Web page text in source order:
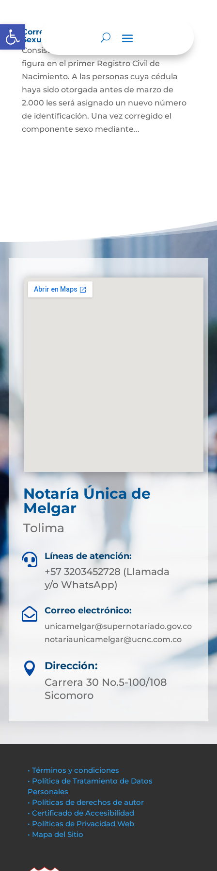
Abrir barra de herramientas
Corrección Componente de Identidad
Sexual en el Registro Civil de Nacimiento
Consiste en el cambio legal del sexo que
figura en el primer Registro Civil de
Nacimiento. A las personas cuya cédula
haya sido otorgada antes de marzo de
2.000 les será asignado un nuevo número
de identificación. Una vez corregido el
componente sexo mediante...
Notaría Única de
Melgar
Tolima
 Líneas de atención:
+57 3203452728 (Llamada
y/o WhatsApp)
 Correo electrónico:
unicamelgar@supernotariado.gov.co
notariaunicamelgar@ucnc.com.co

Dirección:
Carrera 30 No.5-100/108
Sicomoro
• Términos y condiciones
• Política de Tratamiento de Datos
Personales
• Políticas de derechos de autor
• Certificado de Accesibilidad
• Políticas de Privacidad Web
• Mapa del Sitio